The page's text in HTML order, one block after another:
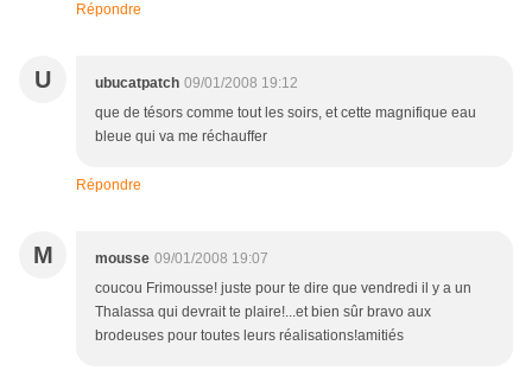
Répondre
U ubucatpatch 09/01/2008 19:12
que de tésors comme tout les soirs, et cette magnifique eau
bleue qui va me réchauffer
Répondre
M mousse 09/01/2008 19:07
coucou Frimousse! juste pour te dire que vendredi il y a un
Thalassa qui devrait te plaire!...et bien sûr bravo aux
brodeuses pour toutes leurs réalisations!amitiés